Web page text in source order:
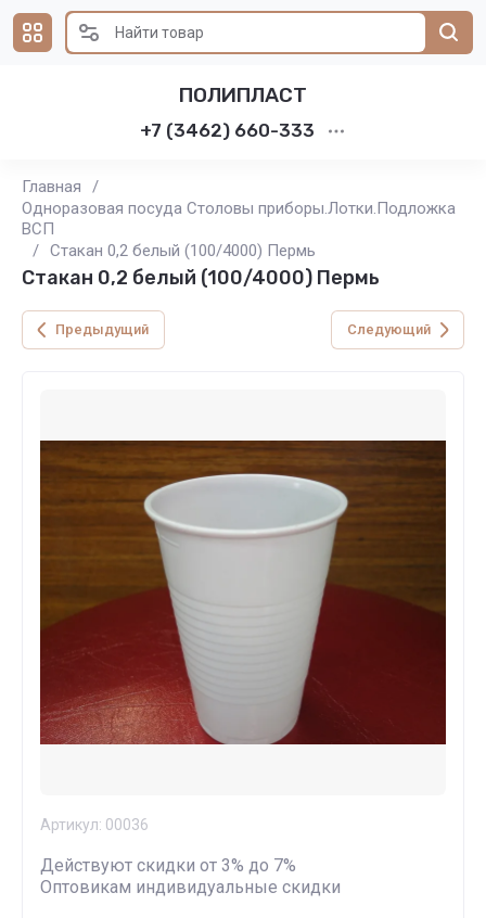
ПОЛИПЛАСТ
+7 (3462) 660-333
Главная
/
Одноразовая посуда Столовы приборы.Лотки.Подложка
ВСП
/ Стакан 0,2 белый (100/4000) Пермь
Стакан 0,2 белый (100/4000) Пермь
Предыдущий Следующий
Артикул: 00036
Действуют скидки от 3% до 7%
Оптовикам индивидуальные скидки